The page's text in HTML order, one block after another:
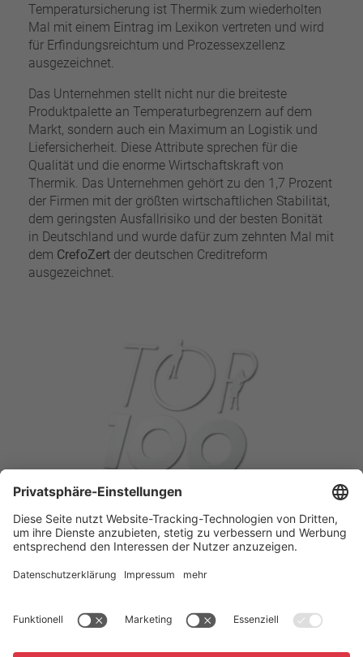
Temperatursicherung ist Thermik zum wiederholten
Mal mit einem Eintrag im Lexikon vertreten und wird
für Erfindungsreichtum und Prozessexzellenz
ausgezeichnet.
Das Unternehmen stellt nicht nur die breiteste
Produktpalette an Temperaturbegrenzern auf dem
Markt, sondern auch ein Maximum an Logistik und
Liefersicherheit. Diese Attribute sprechen für die
Qualität und die enorme Wirtschaftskraft von
Thermik. Das Unternehmen gehört zu den 1,7 Prozent
der Firmen mit der größten wirtschaftlichen Stabilität,
dem geringsten Ausfallrisiko und der besten Bonität
in Deutschland und wurde dafür zum zehnten Mal mit
dem CrefoZertder deutschen Creditreform
ausgezeichnet.